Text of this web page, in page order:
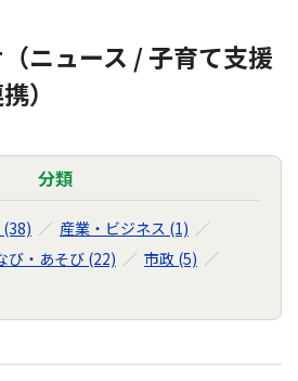
ニュース / 子育て支援
）
分類
(38)
産業・ビジネス (1)
び・あそび (22)
市政 (5)